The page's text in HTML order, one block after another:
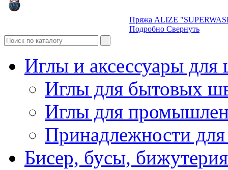
Пряжа ALIZE
Подробно Свернуть
Иглы и аксессуары
Иглы для бытовых
Иглы для
Принадлежности
Бисер, бусы, бижутерия